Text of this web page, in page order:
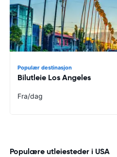
Populær destinasjon
Bilutleie Los Angeles
Fra/dag
Populære utleiesteder i USA